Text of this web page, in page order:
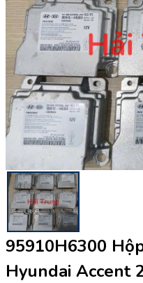
95910H6300
Hyundai Accent